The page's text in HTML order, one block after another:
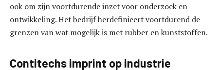
ook om zijn voortdurende inzet voor onderzoek en
ontwikkeling. Het bedrijf herdefinieert voortdurend de
grenzen van wat mogelijk is met rubber en kunststoffen.
Contitechs imprint op industrie